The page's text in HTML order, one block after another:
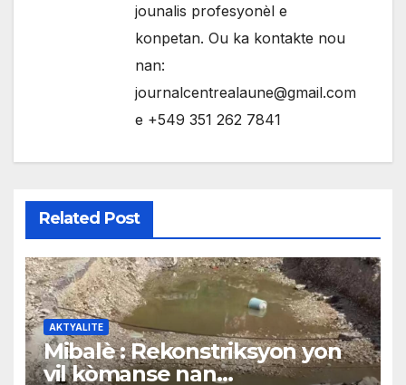
jounalis profesyonèl e
konpetan. Ou ka kontakte nou
nan:
journalcentrealaune@gmail.com
e +549 351 262 7841
Related Post
AKTYALITE
Mibalè : Rekonstriksyon yon
vil kòmanse nan